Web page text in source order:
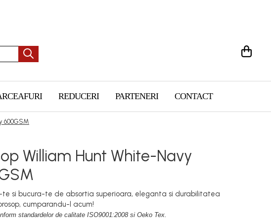
REDUCERI PARTENERI CONTACT
600GSM
William Hunt White-Navy
si bucura-te de absortia superioara, eleganta si durabilitatea
cumparandu-l acum!
standardelor de calitate ISO9001:2008 si Oeko Tex.